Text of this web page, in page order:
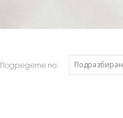
Подредете по: